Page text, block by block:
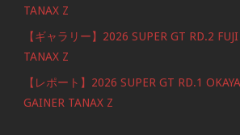
TANAX Z
【ギャラリー】2026 SUPER GT RD.2
TANAX Z
【レポート】2026 SUPER GT RD.1
GAINER TANAX Z